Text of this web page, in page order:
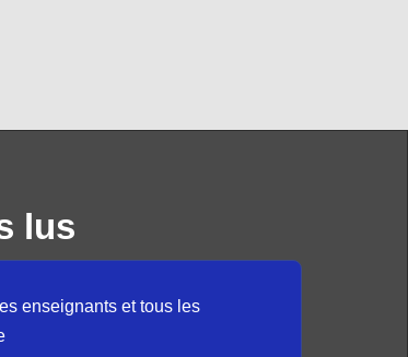
lus
enseignants et tous les